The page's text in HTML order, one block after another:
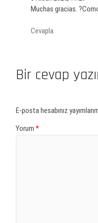
Muchas gracias.
Cevapla
Bir cevap
E-posta hesabınız
Yorum *